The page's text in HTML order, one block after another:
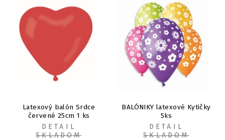
Latexový balón Srdce
červené 25cm 1 ks
DETAIL
SKLADOM
BALÓNIKY latexové Kytičky
5ks
DETAIL
SKLADOM